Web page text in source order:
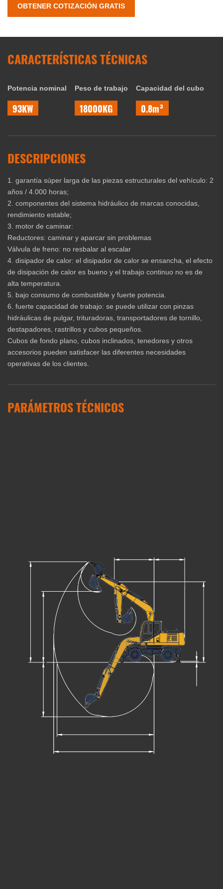
OBTENER COTIZACIÓN GRATIS
CARACTERÍSTICAS TÉCNICAS
Potencia nominal
93KW
Peso de trabajo
18000KG
Capacidad del cubo
0.8m³
DESCRIPCIONES
1. garantía súper larga de las piezas estructurales del vehículo: 2
años / 4.000 horas;
2. componentes del sistema hidráulico de marcas conocidas,
rendimiento estable;
3. motor de caminar:
Reductores: caminar y aparcar sin problemas
Válvula de freno: no resbalar al escalar
4. disipador de calor: el disipador de calor se ensancha, el efecto
de disipación de calor es bueno y el trabajo continuo no es de
alta temperatura.
5. bajo consumo de combustible y fuerte potencia.
6. fuerte capacidad de trabajo: se puede utilizar con pinzas
hidráulicas de pulgar, trituradoras, transportadores de tornillo,
destapadores, rastrillos y cubos pequeños.
Cubos de fondo plano, cubos inclinados, tenedores y otros
accesorios pueden satisfacer las diferentes necesidades
operativas de los clientes.
PARÁMETROS TÉCNICOS